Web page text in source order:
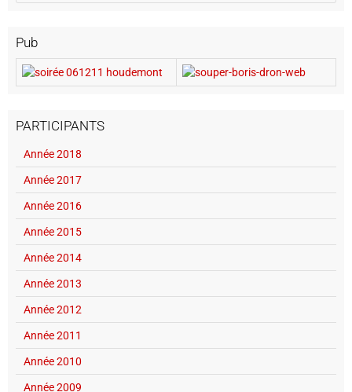
Pub
PARTICIPANTS
Année 2018
Année 2017
Année 2016
Année 2015
Année 2014
Année 2013
Année 2012
Année 2011
Année 2010
Année 2009